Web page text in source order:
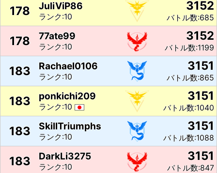
178 JuliViP86
ランク:10
3152
バトル数:685
178 77ate99
ランク:10
3152
バトル数:1199
183 Rachael0106
ランク:10
3151
バトル数:865
183 ponkichi209
ランク:10
3151
バトル数:1040
183 SkillTriumphs
ランク:10
3151
バトル数:1088
183 DarkLi3275
ランク:10
3151
バトル数:847